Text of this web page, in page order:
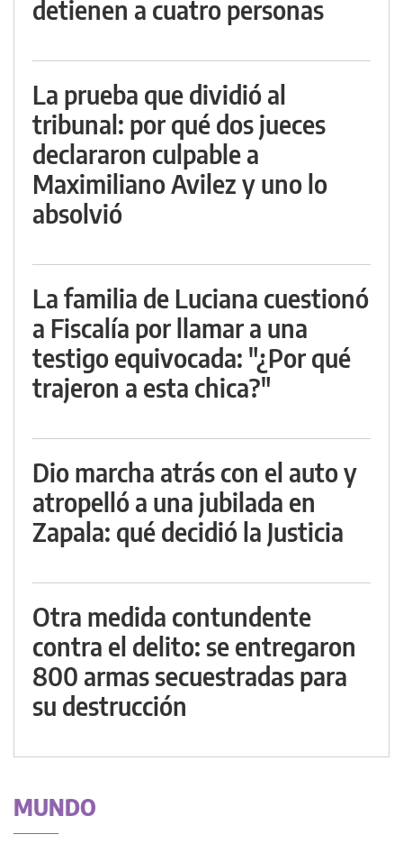
detienen a cuatro personas
La prueba que dividió al
tribunal: por qué dos jueces
declararon culpable a
Maximiliano Avilez y uno lo
absolvió
La familia de Luciana cuestionó
a Fiscalía por llamar a una
testigo equivocada: "¿Por qué
trajeron a esta chica?"
Dio marcha atrás con el auto y
atropelló a una jubilada en
Zapala: qué decidió la Justicia
Otra medida contundente
contra el delito: se entregaron
800 armas secuestradas para
su destrucción
MUNDO